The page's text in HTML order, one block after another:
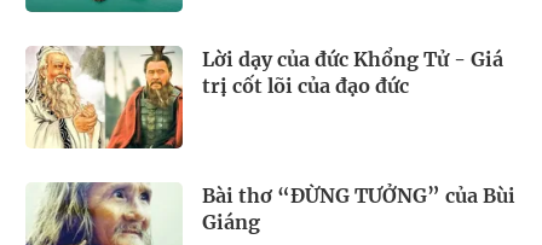
Lời dạy của đức Khổng Tử - Giá
trị cốt lõi của đạo đức
Bài thơ “ĐỪNG TƯỞNG” của Bùi
Giáng